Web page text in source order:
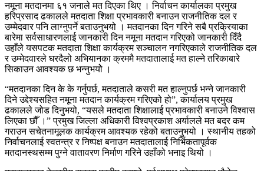
नमूना मतदानमा ६१ जनाले मत दिएका थिए । निर्वाचन कार्यालका प्रमुख
हरिप्रसाद ढकालले मतदाता शिक्षा प्रभावकारी बनाउन राजनीतिक दल र
उम्मेदवार पनि लाग्नुपर्ने बताउनुभयो । मतदानका दिन गरिने सबै प्रक्रियाका
बारेमा सर्वसाधारणलाई जानकारी दिन नमूना मतदान गरिएको जानकारी दिँदै
उहाँले यसपटक मतदाता शिक्षा कार्यक्रम सञ्चालन नगरिएकाले राजनीतिक दल
र उम्मेदवारले घरदैलो अभियानका क्रममै मतदातालाई मत हाल्ने तरिकाबारे
सिकाउन आवश्यक छ भन्नुभयोे ।
“मतदानका दिन के के गर्नुपर्छ, मतदाताले कसरी मत हाल्नुपर्छ भन्ने जानकारी
दिने उद्देश्यसहित नमूना मतदान कार्यक्रम गरिएको हो”, कार्यालय प्रमुख
ढकालले जोड दिनुभयो, “यसले मतदाता शिक्षालाई प्रभावकारी बनाउने विश्वास
लिएका छौँ ।” प्रमुख जिल्ला अधिकारी विश्वप्रकाश अर्यालले मत बदर कम
गराउन सचेतनामूलक कार्यक्रम आवश्यक रहेको बताउनुभयो । स्थानीय तहको
निर्वाचनलाई स्वतन्त्र र निष्पक्ष बनाउन मतदातालाई निर्भिकतापूर्वक
मतदानस्थसम्म पुग्ने वातावरण निर्माण गरिने उहाँको भनाइ थियो ।